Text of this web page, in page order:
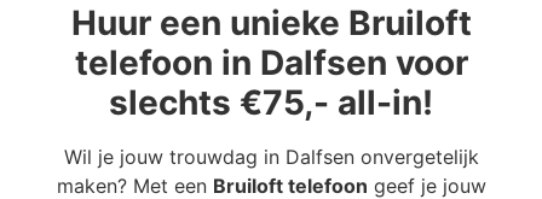
Huur een unieke Bruiloft
telefoon in Dalfsen voor
slechts €75,- all-in!
Wil je jouw trouwdag in Dalfsen onvergetelijk
maken? Met een Bruiloft telefoon geef je jouw